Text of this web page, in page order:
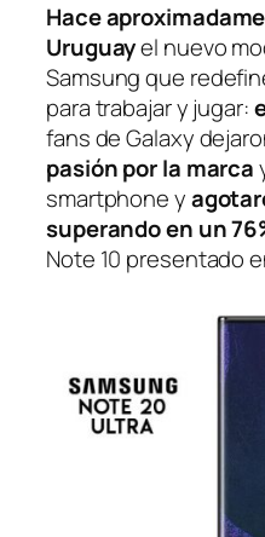
Hace
Uruguayel nuevo
Samsung que
para trabajar y jugar:
fans de Galaxy
pasión por la marca
smartphone y
superando en un
Note 10 presentado